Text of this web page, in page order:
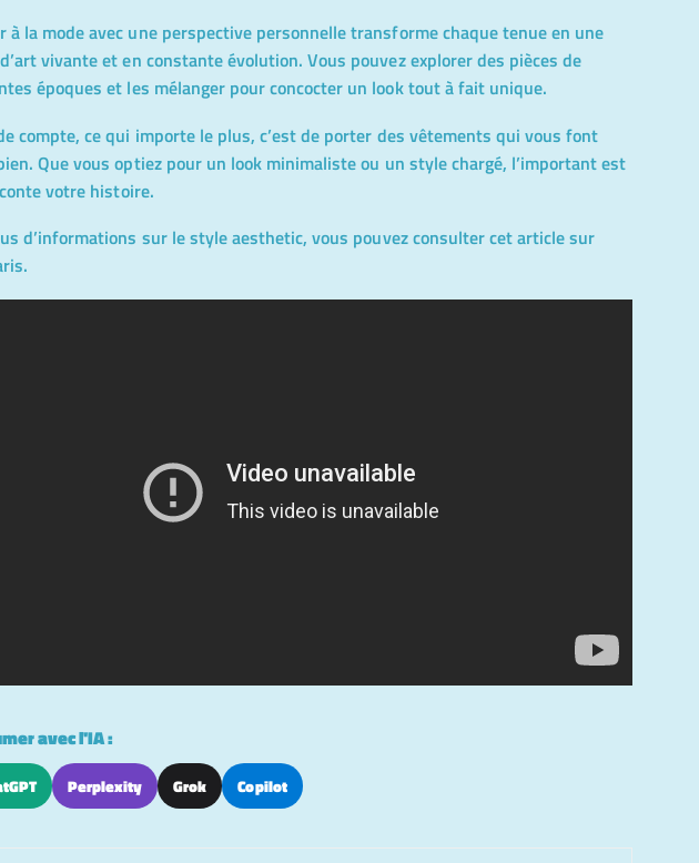
à la mode avec une perspective personnelle transforme chaque tenue en une
vivante et en constante évolution. Vous pouvez explorer des pièces de
époques et les mélanger pour concocter un look tout à fait unique.
compte, ce qui importe le plus, c’est de porter des vêtements qui vous font
Que vous optiez pour un look minimaliste ou un style chargé, l’important est
votre histoire.
d’informations sur le style aesthetic, vous pouvez consulter cet article sur
.
avec l'IA :
Perplexity Grok Copilot